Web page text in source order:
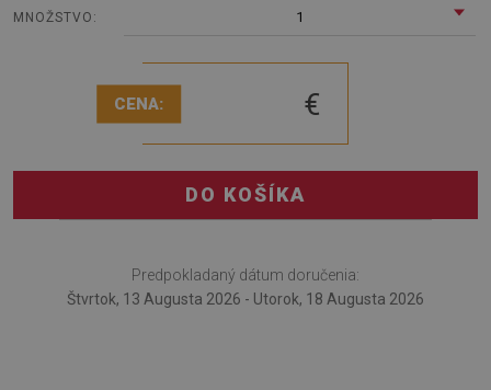
MNOŽSTVO: 1
CENA: €
DO KOŠÍKA
Predpokladaný dátum doručenia:
Štvrtok, 13 Augusta 2026 - Utorok, 18 Augusta 2026